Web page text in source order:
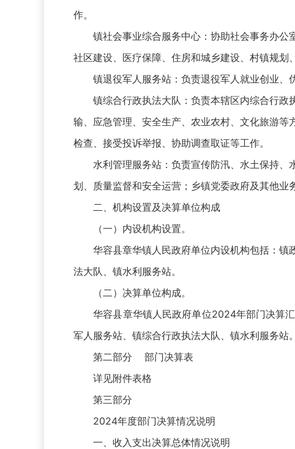
作。
镇社会事业综合服务中心：协助社会事务办公室
社区建设、医疗保障、住房和城乡建设、村镇规划
镇退役军人服务站：负责退役军人就业创业、
镇综合行政执法大队：负责本辖区内综合行政
输、应急管理、安全生产、农业农村、文化旅游
检查、接受投诉举报、协助调查取证等工作。
水利管理服务站：负责宣传防汛、水土保持、
划、质量监督和安全运营；乡镇党委政府及其他业
二、机构设置及决算单位构成
（一）内设机构设置。
华容县章华镇人民政府单位内设机构包括：镇
法大队、镇水利服务站。
（二）决算单位构成。
华容县章华镇人民政府单位2024年部门决算汇
军人服务站、镇综合行政执法大队、镇水利服务站。
第二部分 部门决算表
详见附件表格
第三部分
2024年度部门决算情况说明
一、收入支出决算总体情况说明